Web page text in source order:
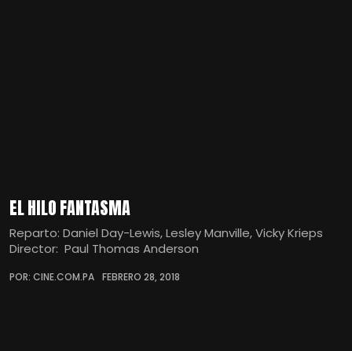
EL HILO FANTASMA
Reparto: Daniel Day-Lewis, Lesley Manville, Vicky Krieps
Director: Paul Thomas Anderson
POR: CINE.COM.PA FEBRERO 28, 2018